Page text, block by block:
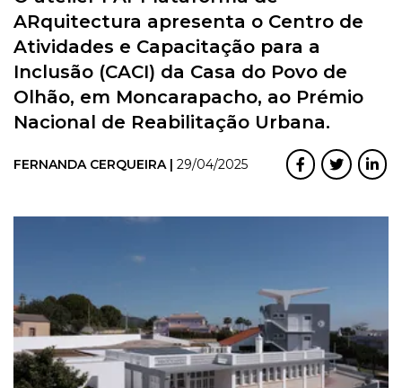
ARquitectura apresenta o Centro de
Atividades e Capacitação para a
Inclusão (CACI) da Casa do Povo de
Olhão, em Moncarapacho, ao Prémio
Nacional de Reabilitação Urbana.
FERNANDA CERQUEIRA | 29/04/2025